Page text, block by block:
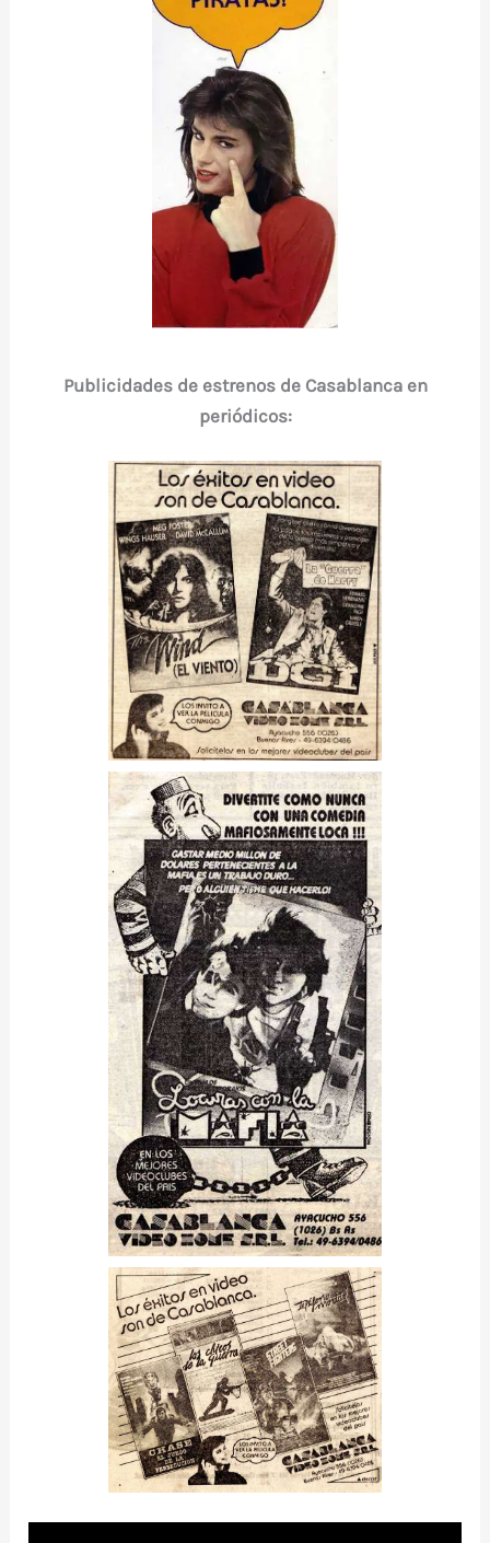
Publicidades de estrenos de Casablanca en
periódicos: